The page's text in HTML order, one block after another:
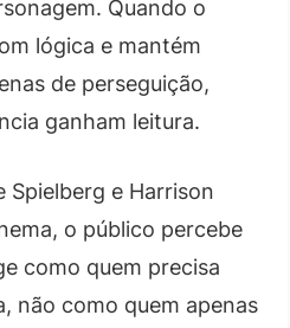
Quando o
lógica e mantém
de perseguição,
ganham leitura.
Spielberg e Harrison
o público percebe
como quem precisa
não como quem apenas